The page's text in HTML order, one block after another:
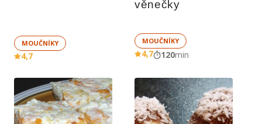
MOUČNÍKY
4,7
věnečky
MOUČNÍKY
4,7 120min